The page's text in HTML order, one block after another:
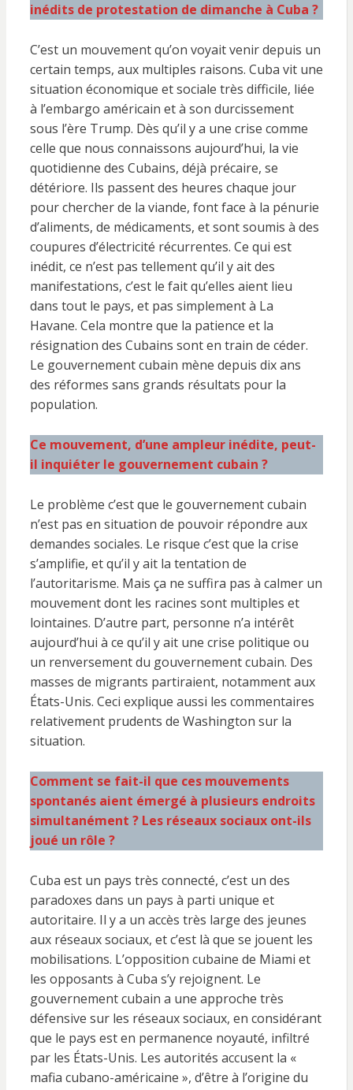
inédits de protestation de dimanche à Cuba ?
C’est un mouvement qu’on voyait venir depuis un
certain temps, aux multiples raisons. Cuba vit une
situation économique et sociale très difficile, liée
à l’embargo américain et à son durcissement
sous l’ère Trump. Dès qu’il y a une crise comme
celle que nous connaissons aujourd’hui, la vie
quotidienne des Cubains, déjà précaire, se
détériore. Ils passent des heures chaque jour
pour chercher de la viande, font face à la pénurie
d’aliments, de médicaments, et sont soumis à des
coupures d’électricité récurrentes. Ce qui est
inédit, ce n’est pas tellement qu’il y ait des
manifestations, c’est le fait qu’elles aient lieu
dans tout le pays, et pas simplement à La
Havane. Cela montre que la patience et la
résignation des Cubains sont en train de céder.
Le gouvernement cubain mène depuis dix ans
des réformes sans grands résultats pour la
population.
Ce mouvement, d’une ampleur inédite, peut-
il inquiéter le gouvernement cubain ?
Le problème c’est que le gouvernement cubain
n’est pas en situation de pouvoir répondre aux
demandes sociales. Le risque c’est que la crise
s’amplifie, et qu’il y ait la tentation de
l’autoritarisme. Mais ça ne suffira pas à calmer un
mouvement dont les racines sont multiples et
lointaines. D’autre part, ​personne n’a intérêt
aujourd’hui à ce qu’il y ait une crise politique ou
un renversement du gouvernement cubain. Des
masses de migrants partiraient, notamment aux
États-Unis. Ceci explique aussi les commentaires
relativement prudents de Washington sur la
situation.
Comment se fait-il que ces mouvements
spontanés aient émergé à plusieurs endroits
simultanément ? Les réseaux sociaux ont-ils
joué un rôle ?
Cuba est un pays très connecté, c’est un des
paradoxes dans un pays à parti unique et
autoritaire. Il y a un accès très large des jeunes
aux réseaux sociaux, et c’est là que se jouent les
mobilisations. L’opposition cubaine de Miami et
les opposants à Cuba s’y rejoignent. Le
gouvernement cubain a une approche très
défensive sur les réseaux sociaux, en considérant
que le pays est en permanence noyauté, infiltré
par les États-Unis. Les autorités accusent la «
mafia cubano-américaine », d’être à l’origine du